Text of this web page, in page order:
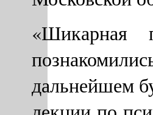
«Шикарная
дальнейшем